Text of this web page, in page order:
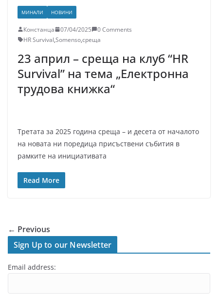
МИНАЛИ НОВИНИ
Констанца 07/04/2025
0 Comments
HR Survival,Somenso,среща
23 април – среща на клуб “HR
Survival” на тема „Електронна
трудова книжка“
Третата за 2025 година среща – и десета от началото
на новата ни поредица присъствени събития в
рамките на инициативата
Read More
← Previous
Sign Up to our Newsletter
Email address: